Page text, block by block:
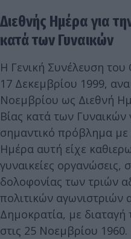
Διεθνής Ημέρα για
κατά των Γυναικών
Η Γενική Συνέλευση
17 Δεκεμβρίου 1999,
Νοεμβρίου ως Διεθνή
Βίας κατά των Γυναικών
σημαντικό πρόβλημα
Ημέρα αυτή είχε
γυναικείες οργανώσεις,
δολοφονίας των τριών
πολιτικών αγωνιστριών
Δημοκρατία, με διαταγή
στις 25 Νοεμβρίου 1960.